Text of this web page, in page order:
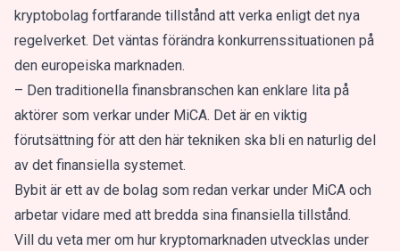
kryptobolag fortfarande tillstånd att verka enligt det nya
regelverket. Det väntas förändra konkurrenssituationen på
den europeiska marknaden.
– Den traditionella finansbranschen kan enklare lita på
aktörer som verkar under MiCA. Det är en viktig
förutsättning för att den här tekniken ska bli en naturlig del
av det finansiella systemet.
Bybit är ett av de bolag som redan verkar under MiCA och
arbetar vidare med att bredda sina finansiella tillstånd.
Vill du veta mer om hur kryptomarknaden utvecklas under